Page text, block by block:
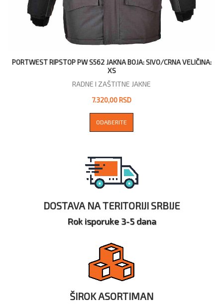
PORTWEST RIPSTOP PW S562 JAKNA BOJA: SIVO/CRNA VELIČINA:
XS
RADNE I ZAŠTITNE JAKNE
7.320,00 RSD
ODABERITE
DOSTAVA NA TERITORIJI SRBIJE
Rok isporuke 3-5 dana
ŠIROK ASORTIMAN